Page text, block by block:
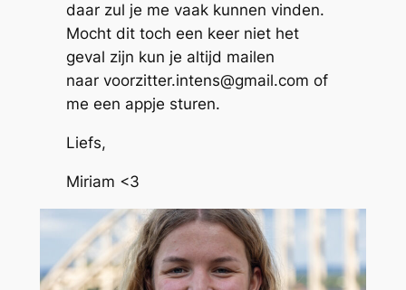
daar zul je me vaak kunnen vinden.
Mocht dit toch een keer niet het
geval zijn kun je altijd mailen
naar voorzitter.intens@gmail.com of
me een appje sturen.
Liefs,
Miriam <3